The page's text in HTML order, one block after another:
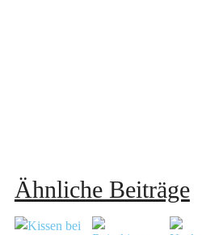
Ähnliche Beiträge